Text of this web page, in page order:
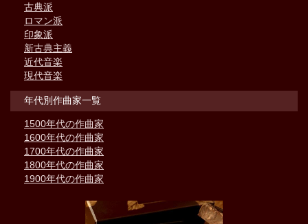
古典派
ロマン派
印象派
新古典主義
近代音楽
現代音楽
年代別作曲家一覧
1500年代の作曲家
1600年代の作曲家
1700年代の作曲家
1800年代の作曲家
1900年代の作曲家